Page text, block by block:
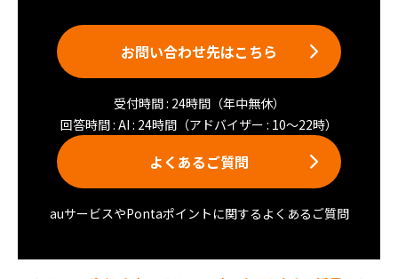
お問い合わせ先はこちら
受付時間 : 24時間（年中無休）
回答時間 : AI : 24時間（アドバイザー : 10〜22時）
よくあるご質問
auサービスやPontaポイントに関するよくあるご質問